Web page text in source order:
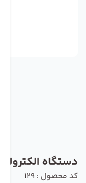
دستگاه الکترولیز
کد محصول : 129